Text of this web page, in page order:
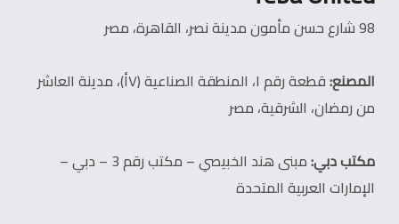
98 شارع حسن مأمون مدينة نصر، القاهرة، مصر
المصنع:
قطعة رقم ١، المنطقة الصناعية (٧أ)، مدينة العاشر
من رمضان، الشرقية، مصر
مكتب دبي:
مبنى هند الخبيصي – مكتب رقم 3 – دبي –
الإمارات العربية المتحدة